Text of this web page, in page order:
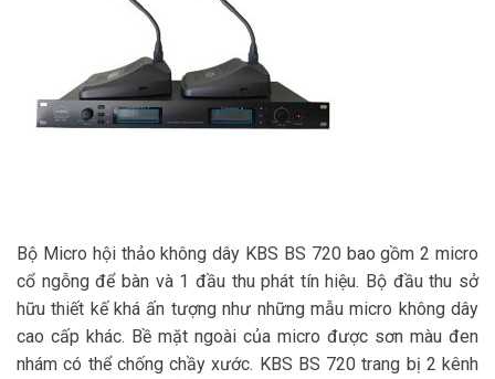
Bộ Micro hội thảo không dây KBS BS 720 bao gồm 2 micro
cổ ngỗng để bàn và 1 đầu thu phát tín hiệu. Bộ đầu thu sở
hữu thiết kế khá ấn tượng như những mẫu micro không dây
cao cấp khác. Bề mặt ngoài của micro được sơn màu đen
nhám có thể chống chầy xước. KBS BS 720 trang bị 2 kênh